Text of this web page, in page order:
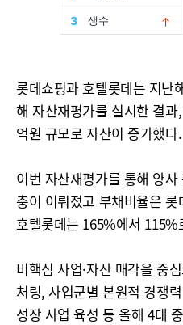
롯데쇼핑과 호텔롯데는 지난
해 자산재평가를 실시한 결
억원 규모로 자산이 증가했다.
이번 자산재평가를 통해 양
충이 이뤄졌고 부채비율은
호텔롯데는 165%에서 115%
비핵심 사업·자산 매각을 중
처링, 사업군별 본원적 경쟁
성장 사업 육성 등 올해 4대